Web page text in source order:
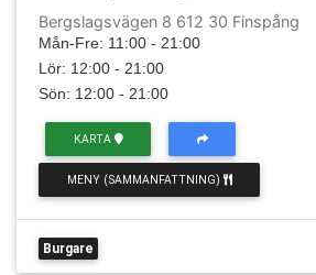
Bergslagsvägen 8 612 30 Finspång
Mån-Fre: 11:00 - 21:00
Lör: 12:00 - 21:00
Sön: 12:00 - 21:00
KARTA
MENY (SAMMANFATTNING)
Burgare